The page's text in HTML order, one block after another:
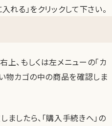
れる」をクリックして下さい。
、もしくは左メニューの「カ
物カゴの中の商品を確認しま
したら、「購入手続きへ」の